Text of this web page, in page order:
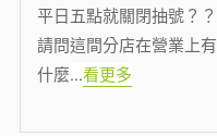
平日五點就關閉抽號？？
請問這間分店在營業上有
什麼...看更多